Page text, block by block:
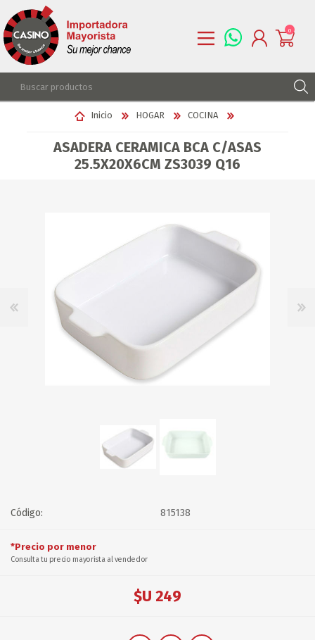
REGISTRARSE
LISTA DE DESEOS
0
Inicio HOGAR COCINA
ASADERA CERAMICA BCA C/ASAS
25.5X20X6CM ZS3039 Q16
Código: 815138
*Precio por menor
Consulta tu precio mayorista al vendedor
$U 249